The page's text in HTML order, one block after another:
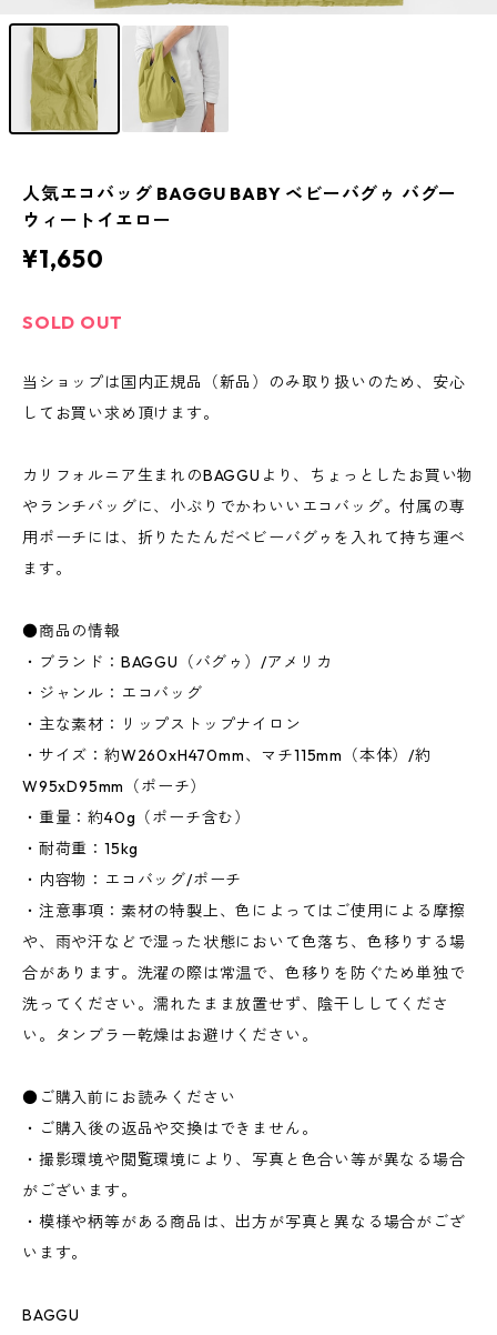
人気エコバッグ BAGGU BABY ベビーバグゥ バグー
ウィートイエロー
¥1,650
SOLD OUT
当ショップは国内正規品（新品）のみ取り扱いのため、安心
してお買い求め頂けます。
カリフォルニア生まれのBAGGUより、ちょっとしたお買い物
やランチバッグに、小ぶりでかわいいエコバッグ。付属の専
用ポーチには、折りたたんだベビーバグゥを入れて持ち運べ
ます。
●商品の情報
・ブランド：BAGGU（バグゥ）/アメリカ
・ジャンル：エコバッグ
・主な素材：リップストップナイロン
・サイズ：約W260xH470mm、マチ115mm（本体）/約
W95xD95mm（ポーチ）
・重量：約40g（ポーチ含む）
・耐荷重：15kg
・内容物：エコバッグ/ポーチ
・注意事項：素材の特製上、色によってはご使用による摩擦
や、雨や汗などで湿った状態において色落ち、色移りする場
合があります。洗濯の際は常温で、色移りを防ぐため単独で
洗ってください。濡れたまま放置せず、陰干ししてくださ
い。タンブラー乾燥はお避けください。
●ご購入前にお読みください
・ご購入後の返品や交換はできません。
・撮影環境や閲覧環境により、写真と色合い等が異なる場合
がございます。
・模様や柄等がある商品は、出方が写真と異なる場合がござ
います。
BAGGU